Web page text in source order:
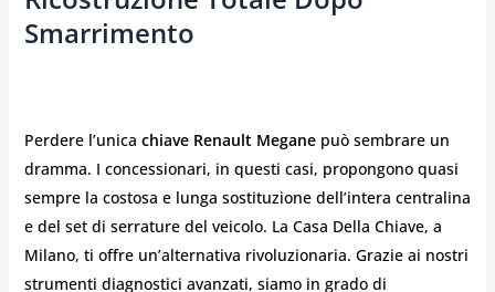
Smarrimento
Perdere l’unica chiave Renault Meganepuò sembrare un
dramma. I concessionari, in questi casi, propongono quasi
sempre la costosa e lunga sostituzione dell’intera centralina
e del set di serrature del veicolo. La Casa Della Chiave, a
Milano, ti offre un’alternativa rivoluzionaria. Grazie ai nostri
strumenti diagnostici avanzati, siamo in grado di